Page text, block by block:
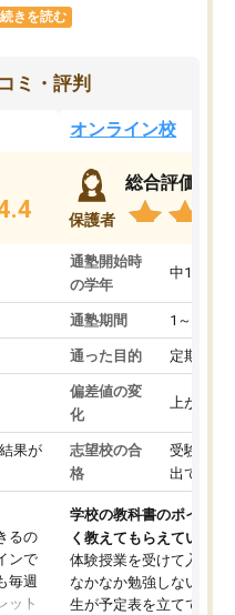
続きを読む
ミ・評判
果が
るの
ンで
毎週
ット
オンライン校
保護者
総合評価
通塾開始時
の学年
中1
通塾期間 1～3ヵ月
通った目的 定期テス
偏差値の変
化
上がった
志望校の合
格
受験して
出ていな
学校の教科書のポイント
く教えてもらえている
体験授業を受けて入塾し
なかなか勉強しない息子
生が予定表を立ててくれ